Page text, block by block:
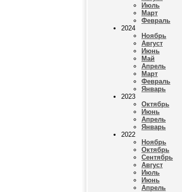
Июль
Март
Февраль
2024
Ноябрь
Август
Июнь
Май
Апрель
Март
Февраль
Январь
2023
Октябрь
Июнь
Апрель
Январь
2022
Ноябрь
Октябрь
Сентябрь
Август
Июль
Июнь
Апрель